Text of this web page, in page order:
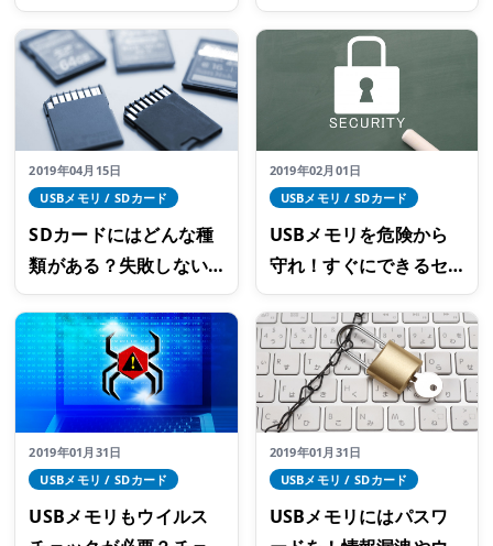
カードの選び方
2019年04月15日
USBメモリ / SDカード
SDカードにはどんな種
類がある？失敗しない
ための選び方
2019年02月01日
USBメモリ / SDカード
USBメモリを危険から
守れ！すぐにできるセ
キュリティー対策
2019年01月31日
USBメモリ / SDカード
USBメモリもウイルス
2019年01月31日
USBメモリ / SDカード
USBメモリにはパスワ